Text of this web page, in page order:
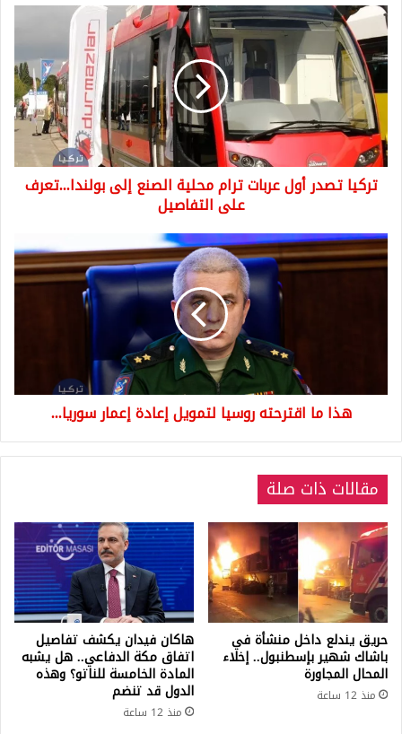
تركيا
تصدر
أول
عربات
ترام
محلية
الصنع
إلى
بولندا...تعرف
على
التفاصيل
تركيا تصدر أول عربات ترام محلية الصنع إلى بولندا...تعرف
على التفاصيل
هذا
ما
هذا ما اقترحته روسيا لتمويل إعادة إعمار سوريا...
مقالات ذات صلة
حريق يندلع داخل منشأة في
باشاك شهير بإسطنبول.. إخلاء
المحال المجاورة
منذ 12 ساعة
هاكان فيدان يكشف تفاصيل
اتفاق مكة الدفاعي.. هل يشبه
المادة الخامسة للناتو؟ وهذه
الدول قد تنضم
منذ 12 ساعة